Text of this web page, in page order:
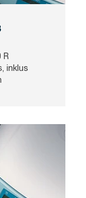
R
inklus